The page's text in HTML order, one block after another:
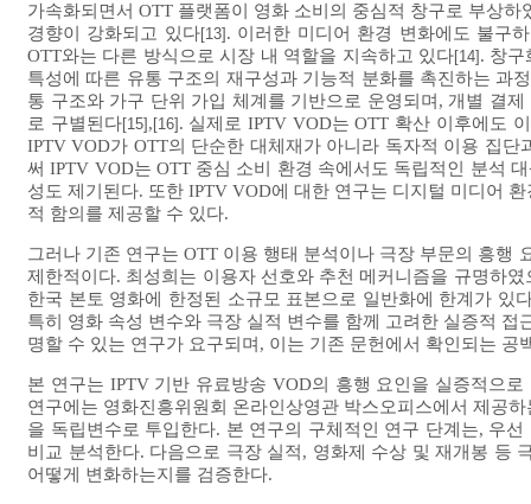
가속화되면서 OTT 플랫폼이 영화 소비의 중심적 창구로 부상
경향이 강화되고 있다[13] . 이러한 미디어 환경 변화에도 불구
OTT와는 다른 방식으로 시장 내 역할을 지속하고 있다[14] . 창구
특성에 따른 유통 구조의 재구성과 기능적 분화를 촉진하는 과
통 구조와 가구 단위 가입 체계를 기반으로 운영되며, 개별 결
로 구별된다[15] , [16] . 실제로 IPTV VOD는 OTT 확산 이후에도
IPTV VOD가 OTT의 단순한 대체재가 아니라 독자적 이용 집
써 IPTV VOD는 OTT 중심 소비 환경 속에서도 독립적인 분석
성도 제기된다. 또한 IPTV VOD에 대한 연구는 디지털 미디어
적 함의를 제공할 수 있다.
그러나 기존 연구는 OTT 이용 행태 분석이나 극장 부문의 흥행
제한적이다. 최성희는 이용자 선호와 추천 메커니즘을 규명하
한국 본토 영화에 한정된 소규모 표본으로 일반화에 한계가 있
특히 영화 속성 변수와 극장 실적 변수를 함께 고려한 실증적
명할 수 있는 연구가 요구되며, 이는 기존 문헌에서 확인되는 공
본 연구는 IPTV 기반 유료방송 VOD의 흥행 요인을 실증적으
연구에는 영화진흥위원회 온라인상영관 박스오피스에서 제공
을 독립변수로 투입한다. 본 연구의 구체적인 연구 단계는, 우
비교 분석한다. 다음으로 극장 실적, 영화제 수상 및 재개봉 등
어떻게 변화하는지를 검증한다.